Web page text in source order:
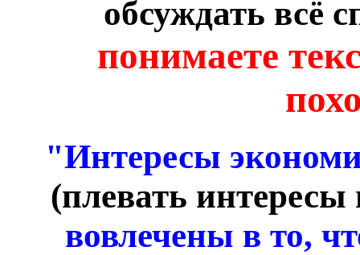
обсуждать всё
понимаете
"Интересы
(плевать
вовлечены в то,